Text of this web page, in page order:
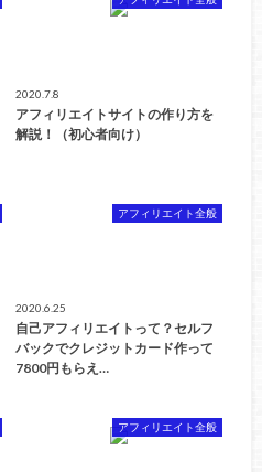
2020.7.8
アフィリエイトサイトの作り方を
解説！（初心者向け）
アフィリエイト全般
2020.6.25
自己アフィリエイトって？セルフ
バックでクレジットカード作って
7800円もらえ…
アフィリエイト全般